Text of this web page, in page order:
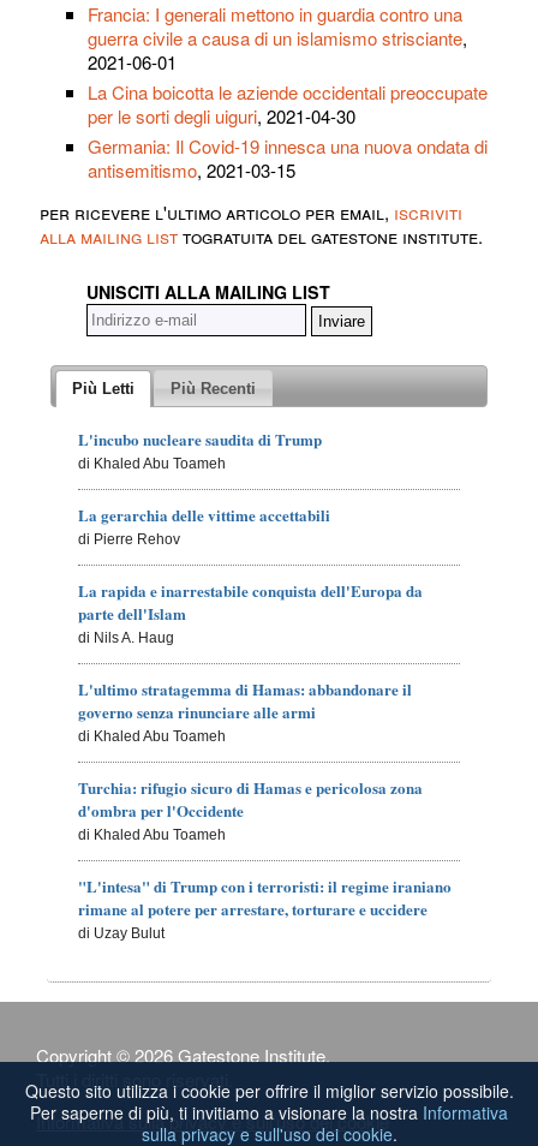
Francia: I generali mettono in guardia contro una
guerra civile a causa di un islamismo strisciante,
2021-06-01
La Cina boicotta le aziende occidentali preoccupate
per le sorti degli uiguri, 2021-04-30
Germania: Il Covid-19 innesca una nuova ondata di
antisemitismo, 2021-03-15
per ricevere l'ultimo articolo per email, iscriviti
alla mailing listtogratuita del gatestone institute.
UNISCITI ALLA MAILING LIST
Più Letti Più Recenti
L'incubo nucleare saudita di Trump
di Khaled Abu Toameh
La gerarchia delle vittime accettabili
di Pierre Rehov
La rapida e inarrestabile conquista dell'Europa da
parte dell'Islam
di Nils A. Haug
L'ultimo stratagemma di Hamas: abbandonare il
governo senza rinunciare alle armi
di Khaled Abu Toameh
Turchia: rifugio sicuro di Hamas e pericolosa zona
d'ombra per l'Occidente
di Khaled Abu Toameh
"L'intesa" di Trump con i terroristi: il regime iraniano
rimane al potere per arrestare, torturare e uccidere
di Uzay Bulut
Copyright © 2026 Gatestone Institute.
Tutti i diritti sono riservati.
Informativa sulla privacy e sull'uso dei cookie
Questo sito utilizza i cookie per offrire il miglior servizio possibile.
Per saperne di più, ti invitiamo a visionare la nostra Informativa
sulla privacy e sull'uso dei cookie.